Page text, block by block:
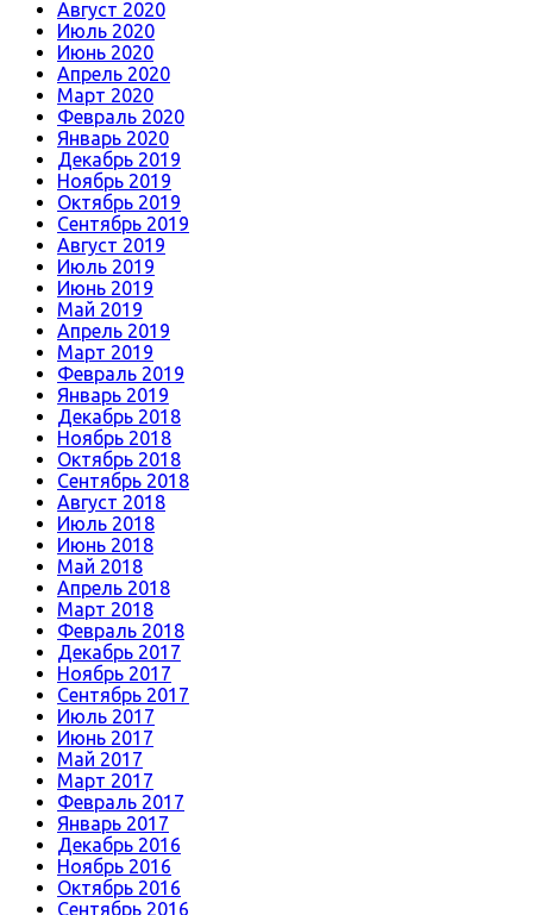
Август 2020
Июль 2020
Июнь 2020
Апрель 2020
Март 2020
Февраль 2020
Январь 2020
Декабрь 2019
Ноябрь 2019
Октябрь 2019
Сентябрь 2019
Август 2019
Июль 2019
Июнь 2019
Май 2019
Апрель 2019
Март 2019
Февраль 2019
Январь 2019
Декабрь 2018
Ноябрь 2018
Октябрь 2018
Сентябрь 2018
Август 2018
Июль 2018
Июнь 2018
Май 2018
Апрель 2018
Март 2018
Февраль 2018
Декабрь 2017
Ноябрь 2017
Сентябрь 2017
Июль 2017
Июнь 2017
Май 2017
Март 2017
Февраль 2017
Январь 2017
Декабрь 2016
Ноябрь 2016
Октябрь 2016
Сентябрь 2016